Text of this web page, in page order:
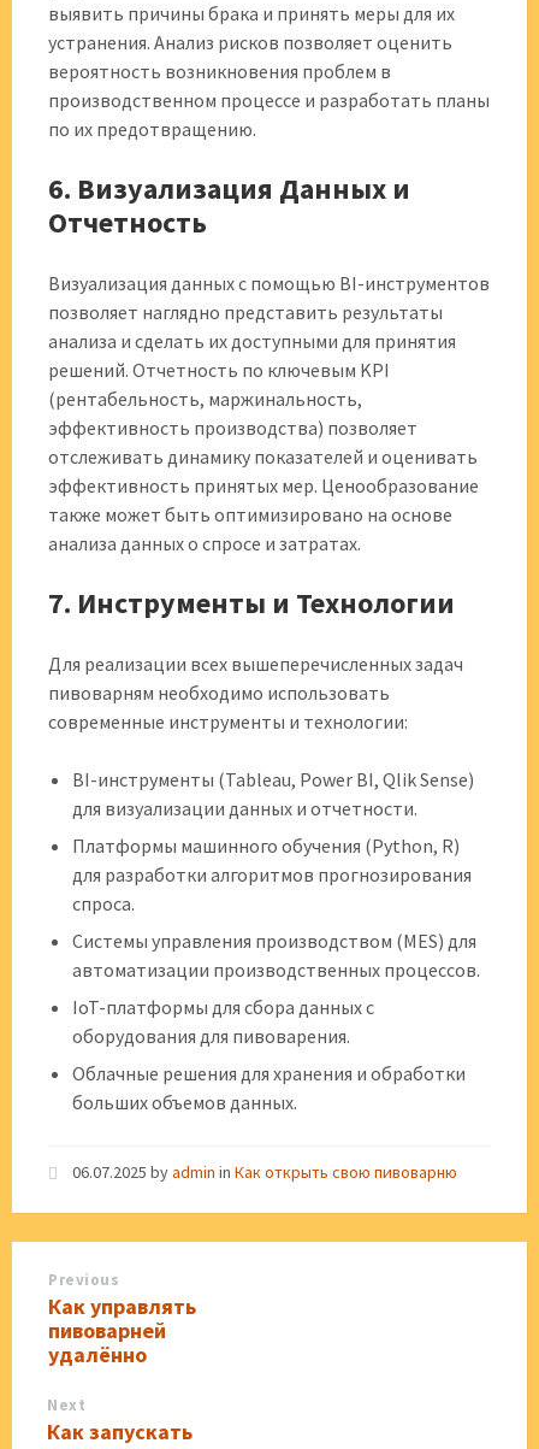
выявить причины брака и принять меры для их
устранения. Анализ рисков позволяет оценить
вероятность возникновения проблем в
производственном процессе и разработать планы
по их предотвращению.
6. Визуализация Данных и
Отчетность
Визуализация данных с помощью BI-инструментов
позволяет наглядно представить результаты
анализа и сделать их доступными для принятия
решений. Отчетность по ключевым KPI
(рентабельность, маржинальность,
эффективность производства) позволяет
отслеживать динамику показателей и оценивать
эффективность принятых мер. Ценообразование
также может быть оптимизировано на основе
анализа данных о спросе и затратах.
7. Инструменты и Технологии
Для реализации всех вышеперечисленных задач
пивоварням необходимо использовать
современные инструменты и технологии:
BI-инструменты (Tableau, Power BI, Qlik Sense)
для визуализации данных и отчетности.
Платформы машинного обучения (Python, R)
для разработки алгоритмов прогнозирования
спроса.
Системы управления производством (MES) для
автоматизации производственных процессов.
IoT-платформы для сбора данных с
оборудования для пивоварения.
Облачные решения для хранения и обработки
больших объемов данных.
06.07.2025 byadmin in Как открыть свою пивоварню
Previous
Как управлять
пивоварней
удалённо
Next
Как запускать